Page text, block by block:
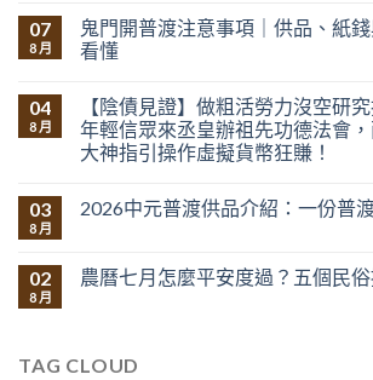
07
8 月
鬼門開普渡注意事項｜供品、紙
看懂
04
8 月
【陰債見證】做粗活勞力沒空研
年輕信眾來丞皇辦祖先功德法會
大神指引操作虛擬貨幣狂賺！
03
8 月
2026中元普渡供品介紹：一份普
02
8 月
農曆七月怎麼平安度過？五個民
TAG CLOUD